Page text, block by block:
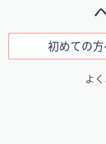
ン
初めての方
よ